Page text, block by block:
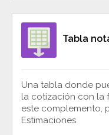
Tabla
Una tabla donde
la cotización con la
este complemento,
Estimaciones